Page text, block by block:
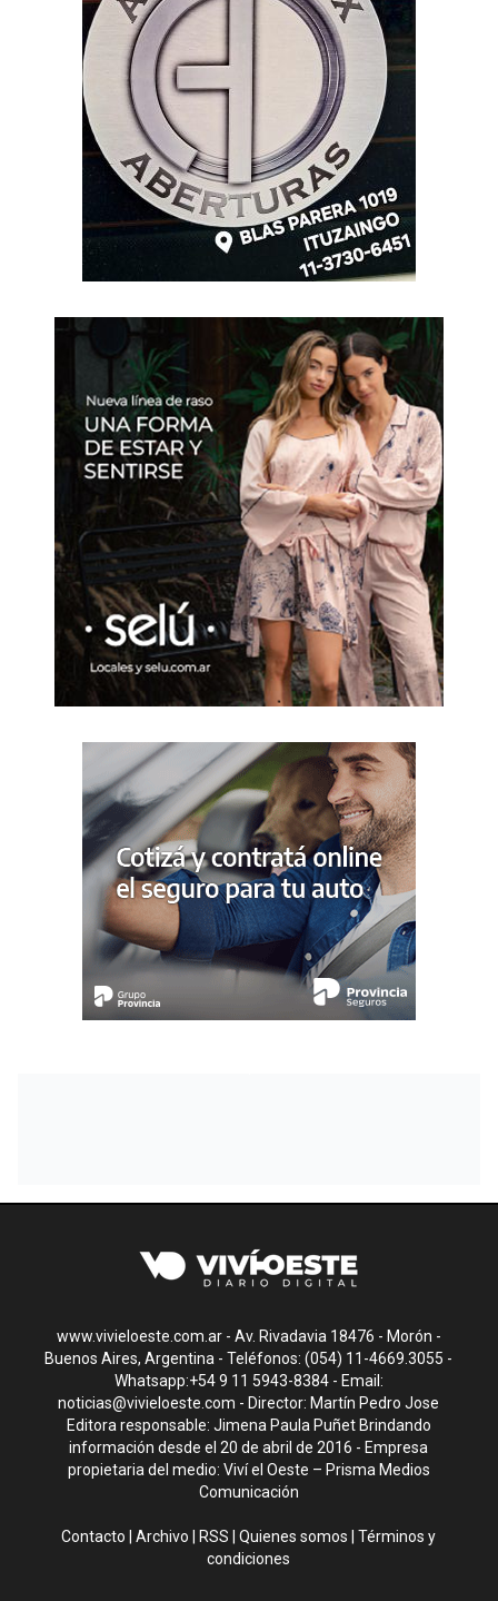
www.vivieloeste.com.ar - Av. Rivadavia 18476 - Morón -
Buenos Aires, Argentina - Teléfonos: (054) 11-4669.3055 -
Whatsapp:+54 9 11 5943-8384 - Email:
noticias@vivieloeste.com - Director: Martín Pedro Jose
Editora responsable: Jimena Paula Puñet Brindando
información desde el 20 de abril de 2016 - Empresa
propietaria del medio: Viví el Oeste – Prisma Medios
Comunicación
Contacto |Archivo RSS |Quienes somos |Términos y
condiciones